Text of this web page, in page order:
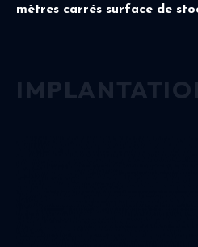
mètres carrés surface de